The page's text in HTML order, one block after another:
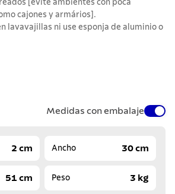
[evite ambientes con poca
cajones y armários].
lavavajillas ni use esponja de aluminio o
Medidas con embalaje
2 cm Ancho 30 cm
51 cm Peso 3 kg